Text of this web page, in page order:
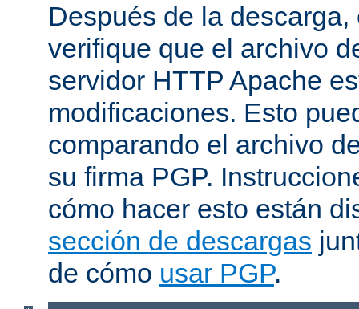
Después de la
verifique que el archivo
servidor HTTP Apache
modificaciones. Esto
comparando el archivo
su firma PGP.
cómo hacer esto están
sección de descargas
de cómo usar PGP.